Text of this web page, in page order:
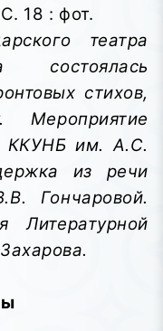
18 : фот.
театра
состоялась
стихов,
Мероприятие
ККУНБ им. А.С.
из речи
Гончаровой.